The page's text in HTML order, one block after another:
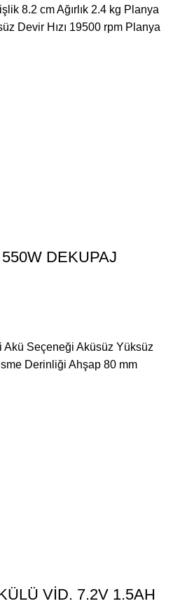
8.2 cm Ağırlık 2.4 kg Planya
Devir Hızı 19500 rpm Planya
DEKUPAJ
Akü Seçeneği Aküsüz Yüksüz
Derinliği Ahşap 80 mm
VİD. 7.2V 1.5AH